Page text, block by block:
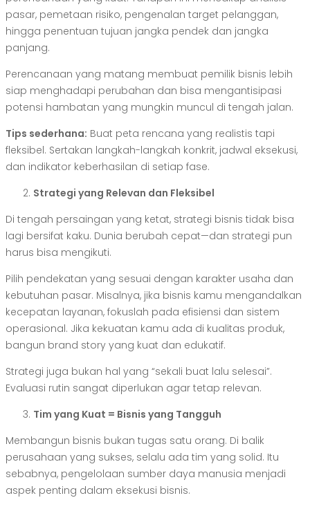
pasar, pemetaan risiko, pengenalan target pelanggan,
hingga penentuan tujuan jangka pendek dan jangka
panjang.
Perencanaan yang matang membuat pemilik bisnis lebih
siap menghadapi perubahan dan bisa mengantisipasi
potensi hambatan yang mungkin muncul di tengah jalan.
Tips sederhana: Buat peta rencana yang realistis tapi
fleksibel. Sertakan langkah-langkah konkrit, jadwal eksekusi,
dan indikator keberhasilan di setiap fase.
Strategi yang Relevan dan Fleksibel
Di tengah persaingan yang ketat, strategi bisnis tidak bisa
lagi bersifat kaku. Dunia berubah cepat—dan strategi pun
harus bisa mengikuti.
Pilih pendekatan yang sesuai dengan karakter usaha dan
kebutuhan pasar. Misalnya, jika bisnis kamu mengandalkan
kecepatan layanan, fokuslah pada efisiensi dan sistem
operasional. Jika kekuatan kamu ada di kualitas produk,
bangun brand story yang kuat dan edukatif.
Strategi juga bukan hal yang “sekali buat lalu selesai”.
Evaluasi rutin sangat diperlukan agar tetap relevan.
Tim yang Kuat = Bisnis yang Tangguh
Membangun bisnis bukan tugas satu orang. Di balik
perusahaan yang sukses, selalu ada tim yang solid. Itu
sebabnya, pengelolaan sumber daya manusia menjadi
aspek penting dalam eksekusi bisnis.